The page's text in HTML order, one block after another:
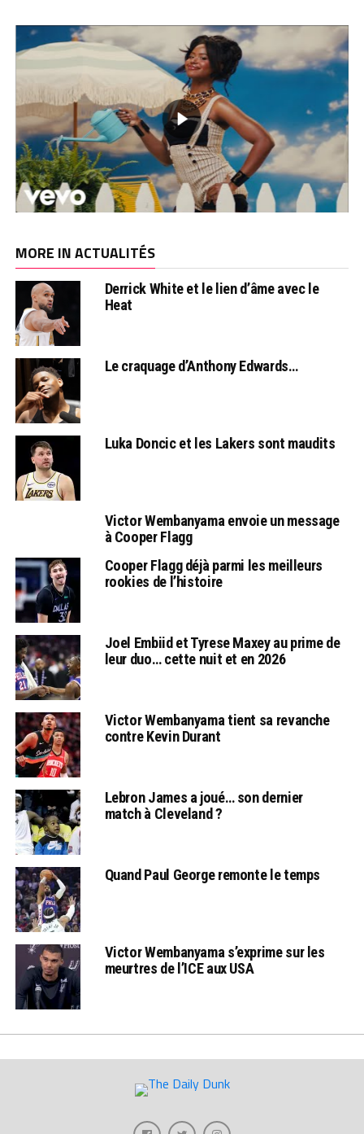
MORE IN ACTUALITÉS
Derrick White et le lien d’âme avec le
Heat
Le craquage d’Anthony Edwards…
Luka Doncic et les Lakers sont maudits
Victor Wembanyama envoie un message
à Cooper Flagg
Cooper Flagg déjà parmi les meilleurs
rookies de l’histoire
Joel Embiid et Tyrese Maxey au prime de
leur duo… cette nuit et en 2026
Victor Wembanyama tient sa revanche
contre Kevin Durant
Lebron James a joué… son dernier
match à Cleveland ?
Quand Paul George remonte le temps
Victor Wembanyama s’exprime sur les
meurtres de l’ICE aux USA